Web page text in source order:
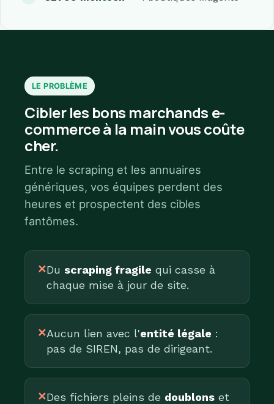
LE PROBLÈME
Cibler les bons marchands e-
commerce à la main vous coûte
cher.
Entre le scraping et les annuaires
génériques, vos équipes perdent des
heures et prospectent des cibles
fantômes.
✕Du scraping fragile qui casse à
chaque mise à jour de site.
✕Aucun lien avec l'entité légale :
pas de SIREN, pas de dirigeant.
✕Des fichiers pleins de doublons et